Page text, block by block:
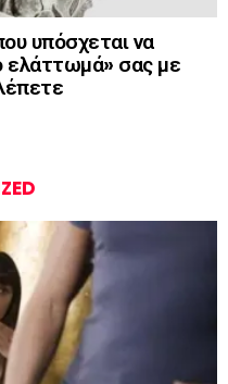
υπόσχεται να
ελάττωμά» σας με